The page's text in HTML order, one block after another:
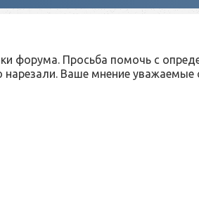
форума. Просьба помочь с
Ваше мнение уважаемые